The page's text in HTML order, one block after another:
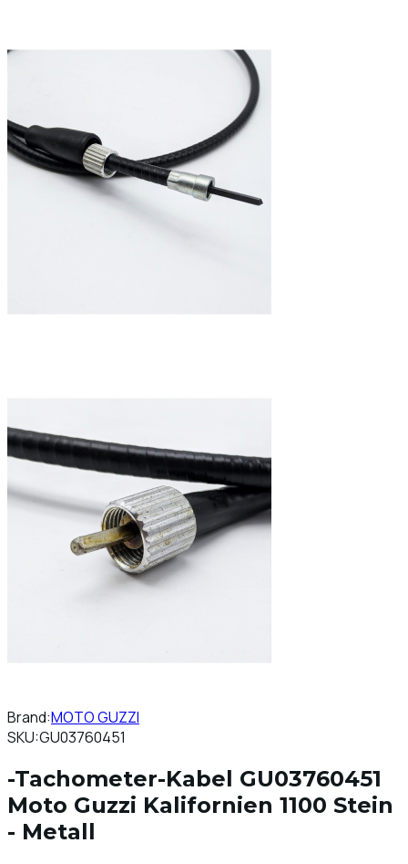
Brand:MOTO GUZZI
SKU:GU03760451
-Tachometer-Kabel GU03760451
Moto Guzzi Kalifornien 1100 Stein
- Metall